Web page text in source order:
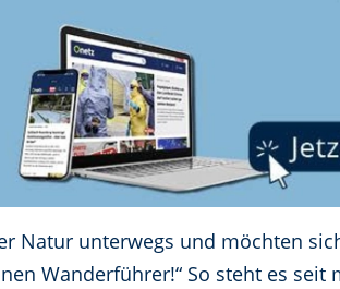
Natur unterwegs und möchten
Wanderführer!“ So steht es seit